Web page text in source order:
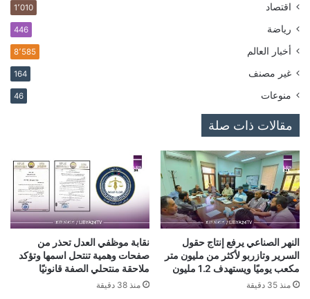
اقتصاد 1٬010
رياضة 446
أخبار العالم 8٬585
غير مصنف 164
منوعات 46
مقالات ذات صلة
النهر الصناعي يرفع إنتاج حقول
السرير وتازربو لأكثر من مليون متر
مكعب يوميًا ويستهدف 1.2 مليون
منذ 35 دقيقة
نقابة موظفي العدل تحذر من
صفحات وهمية تنتحل اسمها وتؤكد
ملاحقة منتحلي الصفة قانونيًا
منذ 38 دقيقة